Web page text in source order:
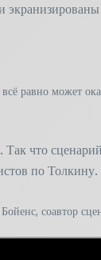
равно может
Так что
по Толкину.
соавтор